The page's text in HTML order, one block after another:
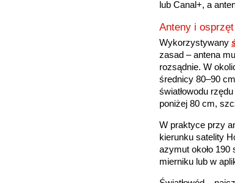
lub Canal+, a
Anteny i
Wykorzystywany
zasad – antena
rozsądnie. W
średnicy 80–90
światłowodu
poniżej 80 cm,
W praktyce przy
kierunku satelity
azymut około
mierniku lub w